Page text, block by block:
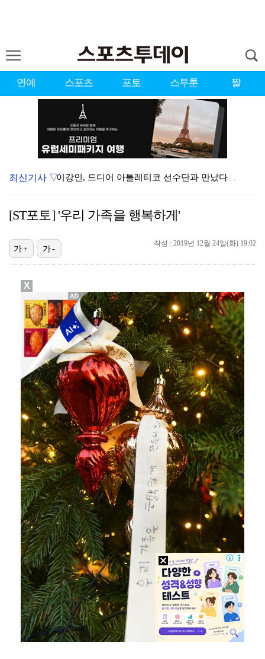
연예 스포츠 포토 스투툰 짤
이강인, 드디어 아틀레티코 선수단과 만났다…시메오네 감…
박지훈, 9월 잠실실내체육관서 앙코르 콘서트 개최
"기분 맞춰주려고" 축구협회, 외국인 심판 성접대 의혹…
'주장 완장' 김민재, 한국 떠나기 전 뮌헨 동료들에게…
폭로자 "황정민, 본인 말에 책임져야…내가 사생활에 초…
'모솔연애2' 최혁준 "판단 오류로 불편함 드려 죄송"…
박문성 "축구협회 성접대 의혹? 사실이면 국제 망신…사…
최신기사 ▽
[ST포토] '우리 가족을 행복하게'
작성 : 2019년 12월 24일(화) 19:02
가+ 가-
X